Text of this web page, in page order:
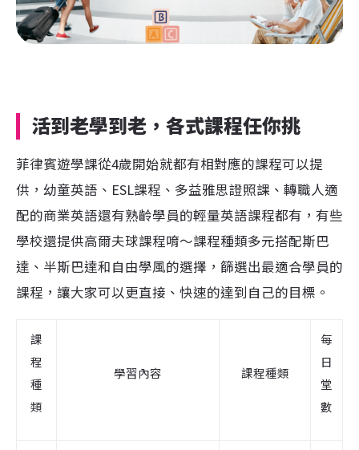
活到老學到老，各式課程任你挑
菲律賓遊學課從4歲開始就都有相對應的課程可以提
供，幼童英語、ESL課程、多益雅思證照課、轉職人適
配的商業英語還有熟齡學員的輕量英語課程都有，有些
學校還提供高爾夫球課程唷～課程種類多元搭配斯巴
達、半斯巴達和自由學風的選擇，篩選出最適合學員的
課程，讓大家可以更直接、快速的達到自己的目標。
課
程
種
類
學習內容 課程種類
每
日
堂
數